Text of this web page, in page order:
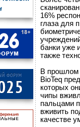
16%
глаза для
банки уже
также
В прошлом
BioTeq
которых
чипы
пальцами
вживить
качестве